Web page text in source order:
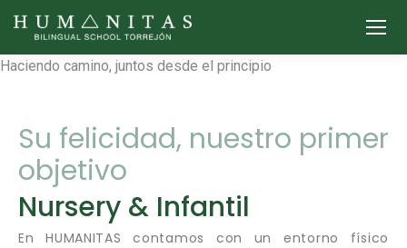
Haciendo camino, juntos desde el principio
Su felicidad, nuestro primer
objetivo
Nursery & Infantil
En HUMANITAS contamos con un entorno físico